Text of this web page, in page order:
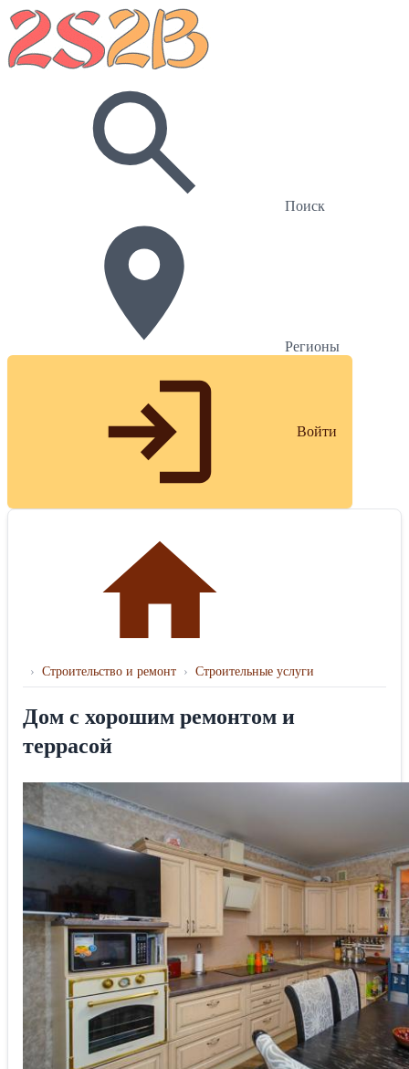
Поиск
Регионы
Войти
› Строительство и ремонт › Строительные услуги
Дом с хорошим ремонтом и
террасой